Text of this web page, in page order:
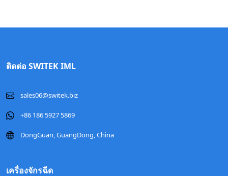
ติดต่อ SWITEK IML
sales06@switek.biz
+86 186 5927 5869
DongGuan, GuangDong, China
เครื่องจักรฉีด